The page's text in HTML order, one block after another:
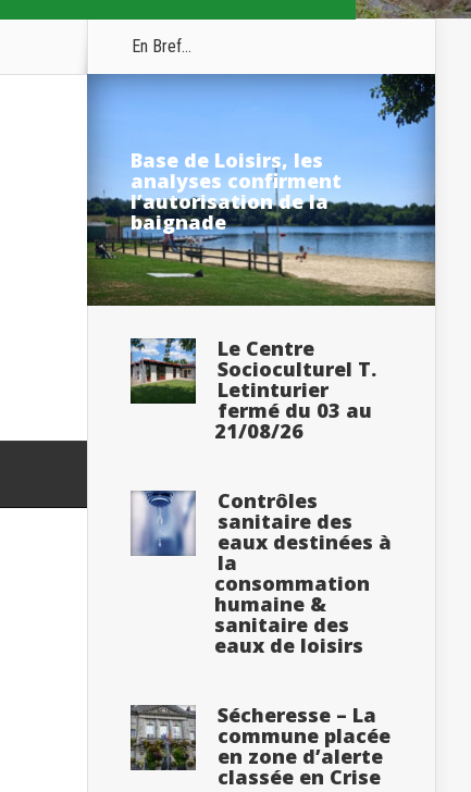
En Bref...
Base de Loisirs, les
analyses confirment
l’autorisation de la
baignade
Le Centre
Socioculturel T.
Letinturier
fermé du 03 au
21/08/26
Contrôles
sanitaire des
eaux destinées à
la
consommation
humaine &
sanitaire des
eaux de loisirs
Sécheresse – La
commune placée
en zone d’alerte
classée en Crise